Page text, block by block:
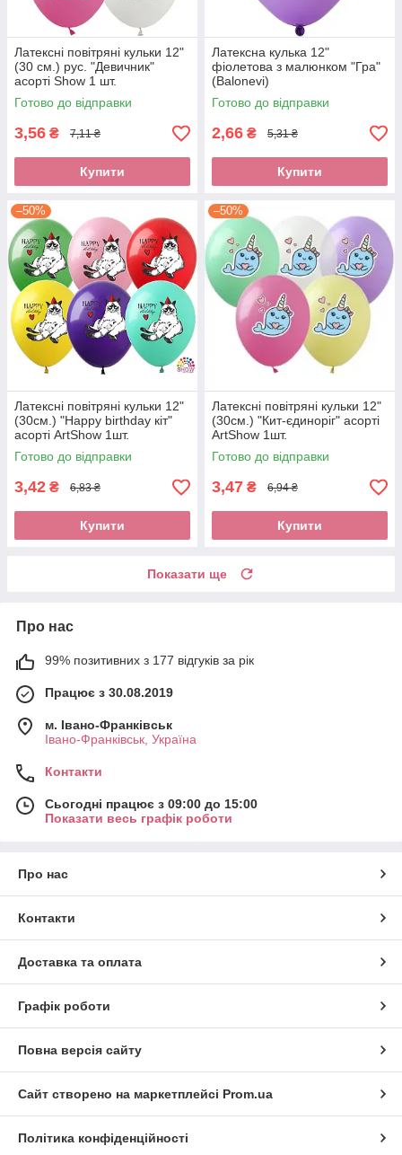
Латексні повітряні кульки 12"
(30 см.) рус. "Девичник"
асорті Show 1 шт.
Готово до відправки
3,56 ₴ 7,11 ₴
Купити
Латексна кулька 12"
фіолетова з малюнком "Гра"
(Balonevi)
Готово до відправки
2,66 ₴ 5,31 ₴
Купити
–50%
Латексні повітряні кульки 12"
(30см.) "Happy birthday кіт"
асорті ArtShow 1шт.
Готово до відправки
3,42 ₴ 6,83 ₴
Купити
–50%
Латексні повітряні кульки 12"
(30см.) "Кит-єдиноріг" асорті
ArtShow 1шт.
Готово до відправки
3,47 ₴ 6,94 ₴
Купити
Показати ще
Про нас
99% позитивних з 177 відгуків за рік
Працює з 30.08.2019
м. Івано-Франківськ
Івано-Франківськ, Україна
Контакти
Сьогодні працює з 09:00 до 15:00
Показати весь графік роботи
Про нас
Контакти
Доставка та оплата
Графік роботи
Повна версія сайту
Сайт створено на маркетплейсі Prom.ua
Політика конфіденційності